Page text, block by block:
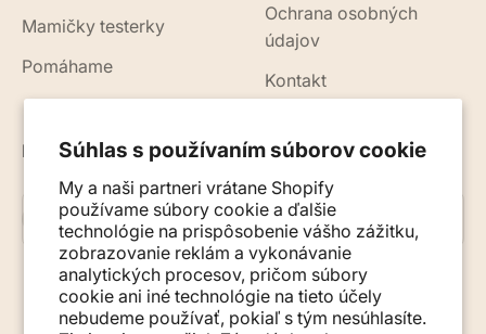
Súhlas s používaním súborov cookie
My a naši partneri vrátane Shopify
používame súbory cookie a ďalšie
technológie na prispôsobenie vášho zážitku,
zobrazovanie reklám a vykonávanie
analytických procesov, pričom súbory
cookie ani iné technológie na tieto účely
nebudeme používať, pokiaľ s tým nesúhlasíte.
Mamičky testerky
Pomáhame
Ochrana osobných
údajov
Kontakt
Novinky, rady a tipy do vášho e-mailu
E-mail
Prihlásiť sa na odber